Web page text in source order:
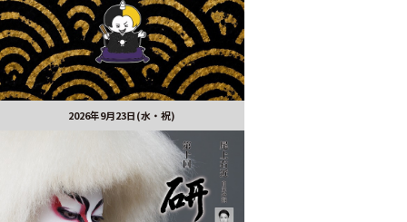
2026年9月23日(水・祝)